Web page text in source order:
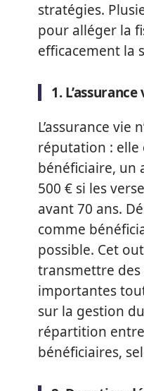
stratégies.
pour alléger la
efficacement la
1. L’assurance
L’assurance vie
réputation :
bénéficiaire, un
500 € si les
avant 70 ans.
comme
possible. Cet
transmettre des
importantes
sur la gestion
répartition
bénéficiaires,